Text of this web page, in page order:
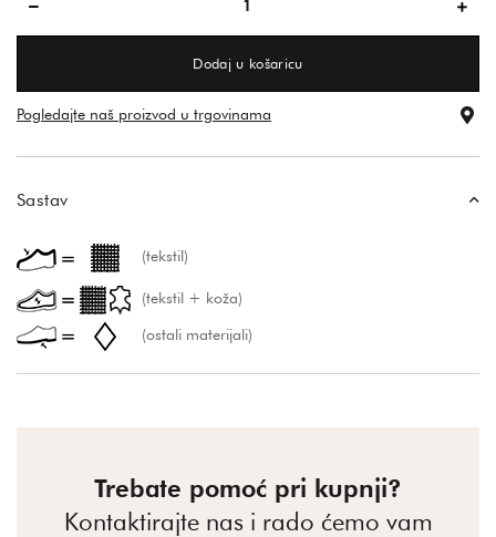
Dodaj u košaricu
Pogledajte naš proizvod u trgovinama
Sastav
(tekstil)
(tekstil + koža)
(ostali materijali)
Trebate pomoć pri kupnji?
Kontaktirajte nas i rado ćemo vam